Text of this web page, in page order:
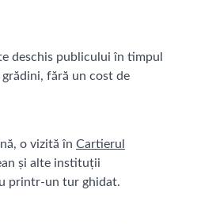
deschis publicului în timpul
fără un cost de
o vizită în Cartierul
și alte instituții
printr-un tur ghidat.